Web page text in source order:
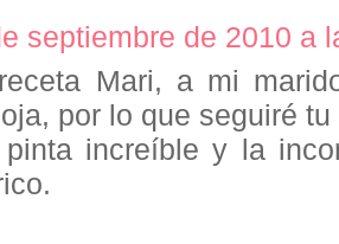
septiembre de 2010 a
Mari, a mi
por lo que seguiré
increíble y la